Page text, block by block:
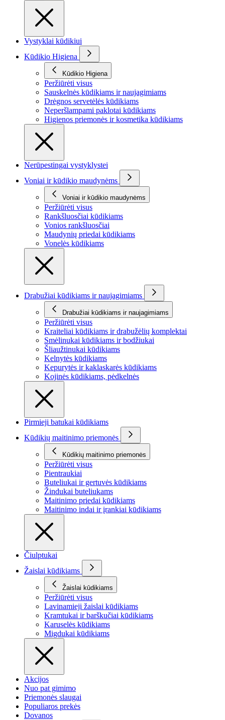
Vystyklai kūdikiui
Kūdikio Higiena
Kūdikio Higiena
Peržiūrėti visus
Sauskelnės kūdikiams ir naujagimiams
Drėgnos servetėlės kūdikiams
Neperšlampami paklotai kūdikiams
Higienos priemonės ir kosmetika kūdikiams
Nerūpestingai vystyklystei
Voniai ir kūdikio maudynėms
Voniai ir kūdikio maudynėms
Peržiūrėti visus
Rankšluosčiai kūdikiams
Vonios rankšluosčiai
Maudynių priedai kūdikiams
Vonelės kūdikiams
Drabužiai kūdikiams ir naujagimiams
Drabužiai kūdikiams ir naujagimiams
Peržiūrėti visus
Kraiteliai kūdikiams ir drabužėlių komplektai
Smėlinukai kūdikiams ir bodžiukai
Šliaužtinukai kūdikiams
Kelnytės kūdikiams
Kepurytės ir kaklaskarės kūdikiams
Kojinės kūdikiams, pėdkelnės
Pirmieji batukai kūdikiams
Kūdikių maitinimo priemonės
Kūdikių maitinimo priemonės
Peržiūrėti visus
Pientraukiai
Buteliukai ir gertuvės kūdikiams
Žindukai buteliukams
Maitinimo priedai kūdikiams
Maitinimo indai ir įrankiai kūdikiams
Čiulptukai
Žaislai kūdikiams
Žaislai kūdikiams
Peržiūrėti visus
Lavinamieji žaislai kūdikiams
Kramtukai ir barškučiai kūdikiams
Karuselės kūdikiams
Migdukai kūdikiams
Akcijos
Nuo pat gimimo
Priemonės slaugai
Populiaros prekės
Dovanos